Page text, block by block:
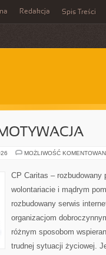
Redakcja Spis Treści
MOŻLIWOŚĆ
CP Caritas – rozbudowany
wolontariacie i mądrym
rozbudowany serwis
organizacjom
różnym sposobom
trudnej sytuacji życiowej.